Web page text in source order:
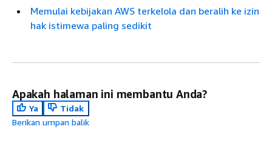
Memulai kebijakan AWS terkelola dan beralih ke izin
hak istimewa paling sedikit
Apakah halaman ini membantu Anda?
Ya
Tidak
Berikan umpan balik